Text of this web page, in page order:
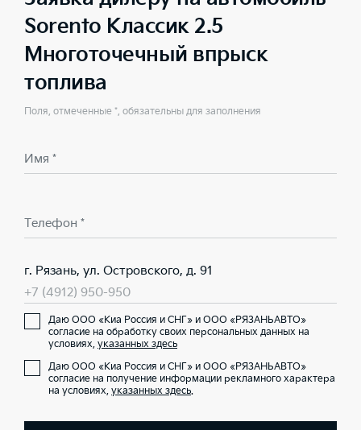
Sorento Классик 2.5
Многоточечный впрыск
топлива
Поля, отмеченные *, обязательны для заполнения
Имя *
Телефон *
г. Рязань, ул. Островского, д. 91
+7 (4912) 950-950
Даю ООО «Киа Россия и СНГ» и ООО «РЯЗАНЬАВТО»
согласие на обработку своих персональных данных на
условиях, указанных здесь
Даю ООО «Киа Россия и СНГ» и ООО «РЯЗАНЬАВТО»
согласие на получение информации рекламного характера
на условиях, указанных здесь.